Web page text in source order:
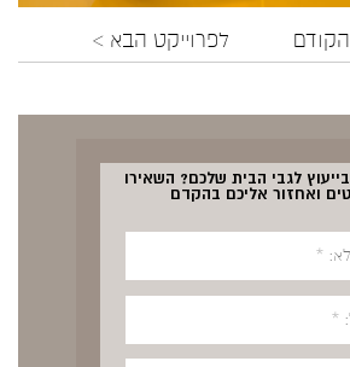
לפרוייקט הבא >
בייעוץ לגבי הבית שלכם? השאירו
ואחזור אליכם בהקדם